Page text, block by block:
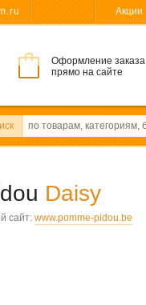
Акции
Оформление заказа
прямо на сайте
Daisy
сайт: www.pomme-pidou.be